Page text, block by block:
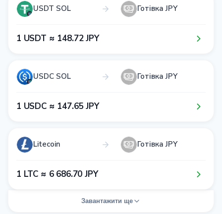
USDT SOL Готівка JPY
1​ USDT ≈ 1​4​8​.7​2​ JPY
USDC SOL Готівка JPY
1​ USDC ≈ 1​4​7​.6​5​ JPY
Litecoin Готівка JPY
1​ LTC ≈ 6​ 6​8​6​.7​0​ JPY
Завантажити ще